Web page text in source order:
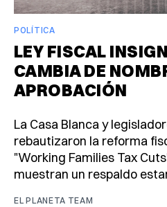
POLÍTICA
LEY FISCAL
CAMBIA DE
APROBACIÓN
La Casa Blanca y
rebautizaron la reforma
"Working Families Tax
muestran un respaldo
EL PLANETA TEAM